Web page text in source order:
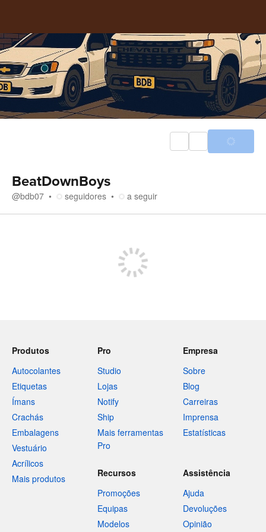
BeatDownBoys
@bdb07 seguidores a seguir
Produtos
Autocolantes
Etiquetas
Ímans
Crachás
Embalagens
Vestuário
Acrílicos
Mais produtos
Pro
Studio
Lojas
Notify
Ship
Mais ferramentas
Pro
Empresa
Sobre
Blog
Carreiras
Imprensa
Estatísticas
Recursos
Promoções
Equipas
Modelos
Assistência
Ajuda
Devoluções
Opinião